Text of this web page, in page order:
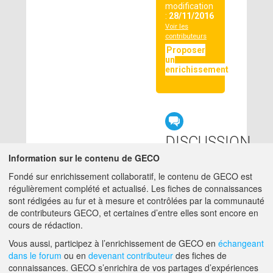
modification
: 28/11/2016
Voir les
contributeurs
Proposer
un
enrichissement
DISCUSSION
null
A PROPOS DE GECO AIDE
Information sur le contenu de GECO
Fondé sur enrichissement collaboratif, le contenu de GECO est
régulièrement complété et actualisé. Les fiches de connaissances
sont rédigées au fur et à mesure et contrôlées par la communauté
de contributeurs GECO, et certaines d’entre elles sont encore en
cours de rédaction.
Vous aussi, participez à l’enrichissement de GECO en échangeant
dans le forum ou en devenant contributeur des fiches de
connaissances. GECO s’enrichira de vos partages d’expériences